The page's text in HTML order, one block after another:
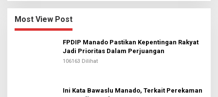
Most View Post
FPDIP Manado Pastikan Kepentingan Rakyat
Jadi Prioritas Dalam Perjuangan
106163 Dilihat
Ini Kata Bawaslu Manado, Terkait Perekaman